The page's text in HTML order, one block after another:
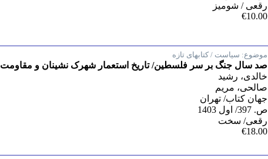
رقعی / شومیز
€10.00
موضوع: سیاست / کتابهای تازه
صد سال جنگ بر سر فلسطین/ تاریخ استعمار شهرک نشینان و مقاومت 1917/ 2017
خالدی، رشید
صالحی، مریم
جهان کتاب/ تهران
ص. 397/ اول 1403
رقعی/ سخت
€18.00